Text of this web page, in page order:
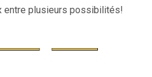
entre plusieurs possibilités!